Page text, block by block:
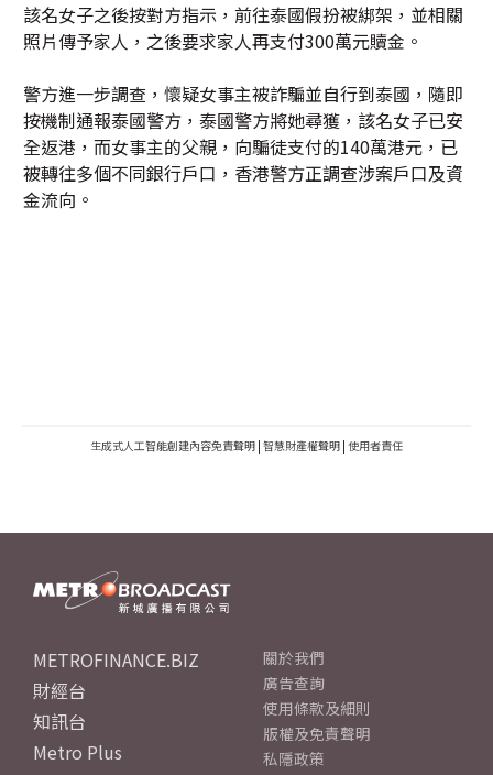
該名女子之後按對方指示，前往泰國假扮被綁架，並相關
照片傳予家人，之後要求家人再支付300萬元贖金。
警方進一步調查，懷疑女事主被詐騙並自行到泰國，隨即
按機制通報泰國警方，泰國警方將她尋獲，該名女子已安
全返港，而女事主的父親，向騙徒支付的140萬港元，已
被轉往多個不同銀行戶口，香港警方正調查涉案戶口及資
金流向。
生成式人工智能創建內容免責聲明 | 智慧財產權聲明 | 使用者責任
METROFINANCE.BIZ
財經台
知訊台
Metro Plus
關於我們
廣告查詢
使用條款及細則
版權及免責聲明
私隱政策